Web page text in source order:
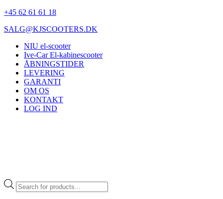
+45 62 61 61 18
SALG@KJSCOOTERS.DK
NIU el-scooter
Ive-Car El-kabinescooter
ÅBNINGSTIDER
LEVERING
GARANTI
OM OS
KONTAKT
LOG IND
Products
search